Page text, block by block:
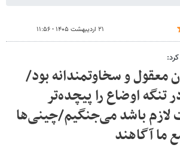
۲۱ اردیبهشت ۱۴۰۵ - ۱۱:۵۶
معقول و سخاوتمندانه بود/
تنگه اوضاع را پیچده‌تر
باشد می‌جنگیم/چینی‌ها
ما آگاهند